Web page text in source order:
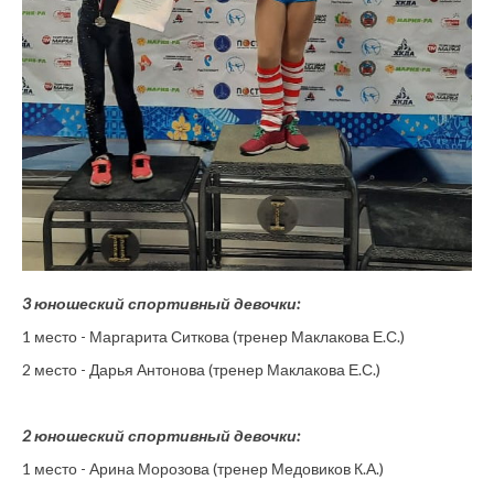
3 юношеский спортивный девочки:
1 место - Маргарита Ситкова (тренер Маклакова Е.С.)
2 место - Дарья Антонова (тренер Маклакова Е.С.)
2 юношеский спортивный девочки:
1 место - Арина Морозова (тренер Медовиков К.А.)